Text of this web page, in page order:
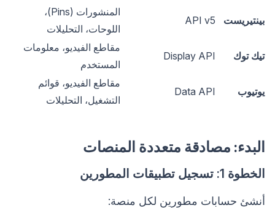
بينتيريست API v5
المنشورات (Pins)،
اللوحات، التحليلات
تيك توك Display API
مقاطع الفيديو، معلومات
المستخدم
يوتيوب Data API
مقاطع الفيديو، قوائم
التشغيل، التحليلات
البدء: مصادقة متعددة المنصات
الخطوة 1: تسجيل تطبيقات المطورين
أنشئ حسابات مطورين لكل منصة: